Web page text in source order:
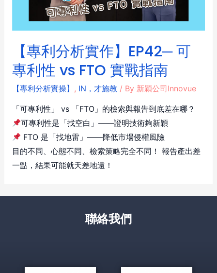
【專利分析實作】EP42─ 可
專利性 vs FTO 實戰指南
【專利分析實操】 , IN，才施教 / By 新穎公司Innovue
「可專利性」 vs 「FTO」的檢索與報告到底差在哪？
可專利性是「找空白」——證明技術夠新穎
FTO 是「找地雷」——降低市場侵權風險
目的不同、心態不同、檢索策略完全不同！ 報告產出差
一點，結果可能就天差地遠！
聯絡我們